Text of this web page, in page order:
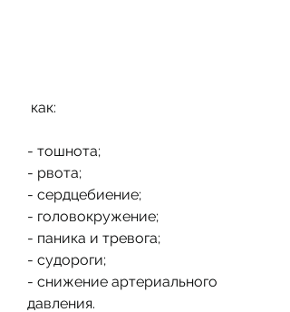
как:
- тошнота;
- рвота;
- сердцебиение;
- головокружение;
- паника и тревога;
- судороги;
- снижение артериального
давления.